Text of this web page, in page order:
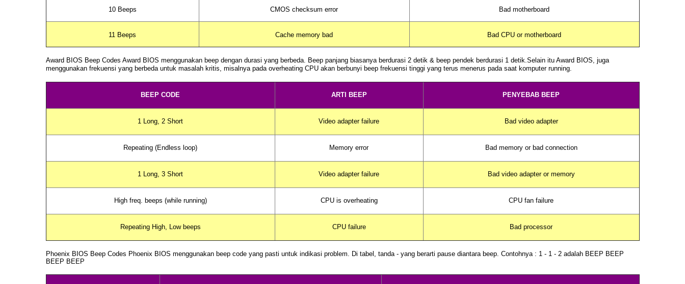
10 Beeps CMOS checksum error Bad motherboard
11 Beeps Cache memory bad Bad CPU or motherboard
Award BIOS Beep Codes Award BIOS menggunakan beepdengan durasi yang berbeda. Beeppanjang biasanya berdurasi 2 detik & beeppendek berdurasi 1 detik.Selain itu Award BIOS, juga
menggunakan frekuensi yang berbeda untuk masalah kritis, misalnya pada overheating CPUakan berbunyi beepfrekuensi tinggi yang terus menerus pada saat komputer running.
BEEP CODE ARTI BEEP PENYEBAB BEEP
1 Long, 2 Short Video adapter failure Bad video adapter
Repeating (Endless loop) Memory error Bad memory or bad connection
1 Long, 3 Short Video adapter failure Bad video adapter or memory
High freq. beeps (while running) CPU is overheating CPU fan failure
Repeating High, Low beeps CPU failure Bad processor
Phoenix BIOS Beep Codes Phoenix BIOS menggunakan beep codeyang pasti untuk indikasi problem. Di tabel, tanda - yang berarti pausediantara beep. Contohnya : 1 - 1 - 2 adalah BEEP BEEP
BEEP BEEP